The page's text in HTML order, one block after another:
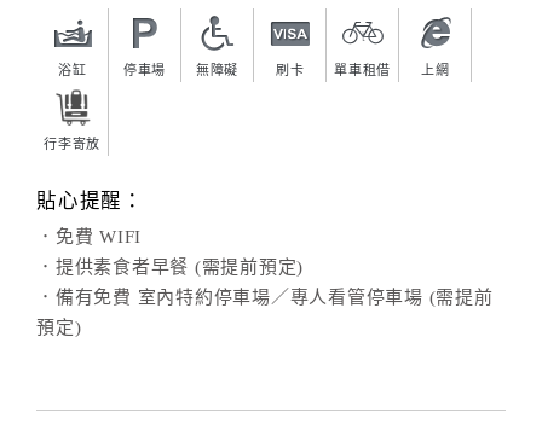
紅
查
詢
訂
浴缸 停車場 無障礙 刷卡 單車租借 上網
行李寄放
貼心提醒：
．免費 WIFI
．提供素食者早餐 (需提前預定)
．備有免費 室內特約停車場／專人看管停車場 (需提前
預定)